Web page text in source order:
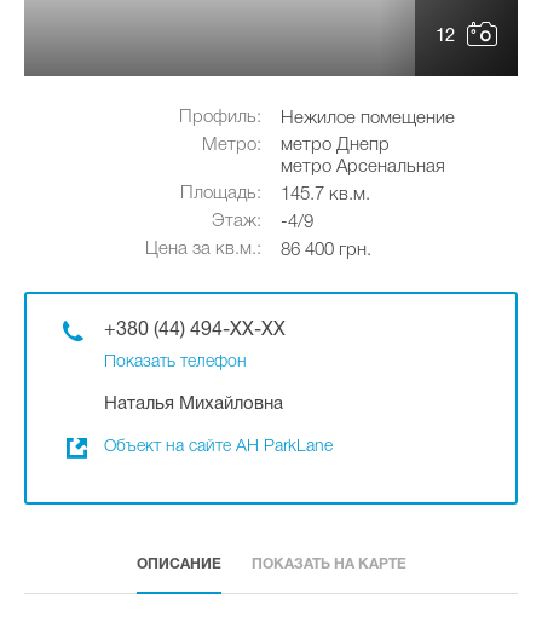
12
Профиль:
Нежилое помещение
Метро:
метро Днепр
метро Арсенальная
Площадь:
145.7 кв.м.
Этаж:
-4/9
Цена за кв.м.:
86 400 грн.
+380 (44) 494-XX-XX
Показать телефон
Наталья Михайловна
Объект на сайте АН ParkLane
ОПИСАНИЕ ПОКАЗАТЬ НА КАРТЕ